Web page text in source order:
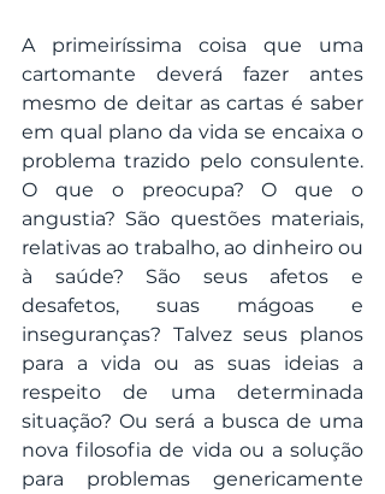
A primeiríssima coisa que uma
cartomante deverá fazer antes
mesmo de deitar as cartas é saber
em qual plano da vida se encaixa o
problema trazido pelo consulente.
O que o preocupa? O que o
angustia? São questões materiais,
relativas ao trabalho, ao dinheiro ou
à saúde? São seus afetos e
desafetos, suas mágoas e
inseguranças? Talvez seus planos
para a vida ou as suas ideias a
respeito de uma determinada
situação? Ou será a busca de uma
nova filosofia de vida ou a solução
para problemas genericamente